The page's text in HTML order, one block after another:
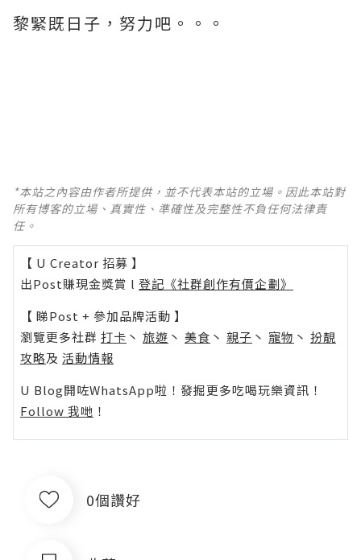
黎緊既日子，努力吧。。。
*本站之內容由作者所提供，並不代表本站的立場。因此本站對
所有博客的立場、真實性、準確性及完整性不負任何法律責
任。
【 U Creator 招募 】
出Post賺現金獎賞 l 登記《社群創作有價企劃》
【 睇Post + 參加品牌活動 】
瀏覽更多社群 打卡 丶 旅遊 丶 美食 丶 親子 丶 寵物 丶 扮靚
攻略及 活動情報
U Blog開咗WhatsApp啦！發掘更多吃喝玩樂資訊！
Follow 我哋 ！
0個讚好